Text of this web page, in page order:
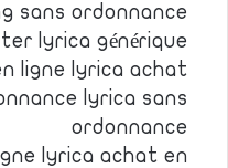
sans ordonnance
lyrica générique
ligne lyrica achat
lyrica sans
ordonnance
lyrica achat en